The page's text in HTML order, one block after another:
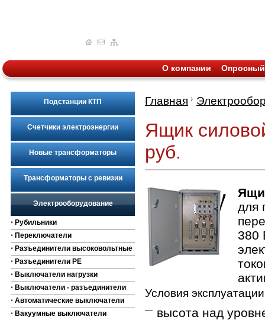
О компании
Подстанции КТП
Счетчики электроэнергии
Новые трансформаторы
Трансформаторы с ревизии
Электрооборудование
⋅ Рубильники
⋅ Переключатели
⋅ Разъединители высоковольтные
⋅ Разъединители РЕ
⋅ Выключатели нагрузки
⋅ Выключатели - разъединители
⋅ Автоматические выключатели
⋅ Вакуумные выключатели
Главная
Ящик
руб.
для
380
Условия эксплуатации
высота над